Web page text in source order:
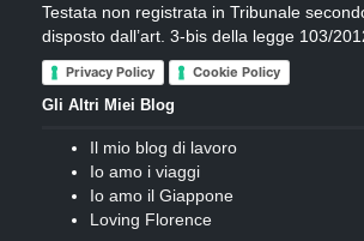
Testata non registrata in Tribunale
disposto dall’art. 3-bis della legge 103/
Privacy Policy Cookie Policy
Gli Altri Miei Blog
Il mio blog di lavoro
Io amo i viaggi
Io amo il Giappone
Loving Florence